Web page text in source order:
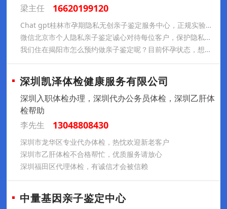
梁主任
16620199120
Chat gpt桂林市孕期隐私无创亲子鉴定服务中心，正规实验室，可安排护士上门采集样本，欢迎来电咨询
微信北京市个人隐私亲子鉴定诚心对待每位客户，保护隐私，诚信经营，专业护士上门采集样本，欢迎来电咨询
我们住在揭阳市怎么预约做亲子鉴定呢？目前怀孕状态，想私下里确认一下孩子爸爸的身份，请问需要提供孩子和大人什么样本呢？能保密匿名鉴定吗？
深圳凯泽体检健康服务有限公司
深圳入职体检办理，深圳代办公务员体检，深圳乙肝体
检帮助
李先生
13048808430
深圳市龙华区专业代办体检，热忱欢迎新老客户
深圳市乙肝体检不合格帮忙，优质服务请放心
深圳福田区代理体检，有诚信才会被信赖
中量基因亲子鉴定中心